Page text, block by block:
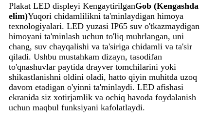
Plakat LED displeyi KengaytirilganGob (Kengashda
elim)Yuqori chidamlilikni ta'minlaydigan himoya
texnologiyalari. LED yuzasi IP65 suv o'tkazmaydigan
himoyani ta'minlash uchun to'liq muhrlangan, uni
chang, suv chayqalishi va ta'siriga chidamli va ta'sir
qiladi. Ushbu mustahkam dizayn, tasodifan
to'qnashuvlar paytida drayver tomchilarini yoki
shikastlanishni oldini oladi, hatto qiyin muhitda uzoq
davom etadigan o'yinni ta'minlaydi. LED afishasi
ekranida siz xotirjamlik va ochiq havoda foydalanish
uchun maqbul funksiyani kafolatlaydi.